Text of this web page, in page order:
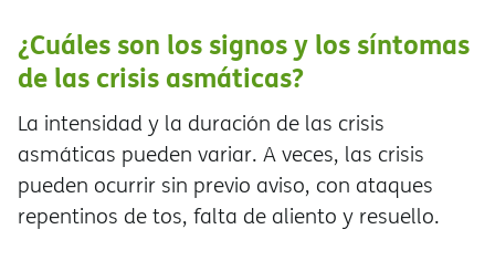
¿Cuáles son los signos y los síntomas
de las crisis asmáticas?
La intensidad y la duración de las crisis
asmáticas pueden variar. A veces, las crisis
pueden ocurrir sin previo aviso, con ataques
repentinos de tos, falta de aliento y resuello.